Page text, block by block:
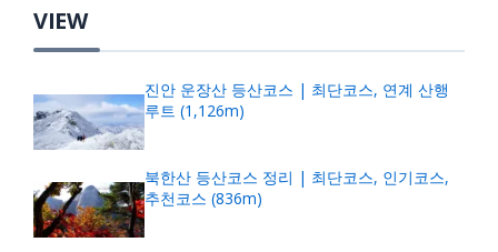
VIEW
진안 운장산 등산코스 | 최단코스, 연계 산행
루트 (1,126m)
북한산 등산코스 정리 | 최단코스, 인기코스,
추천코스 (836m)